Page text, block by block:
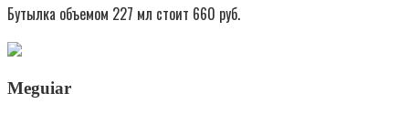
Бутылка объемом 227 мл стоит 660 руб.
Meguiar